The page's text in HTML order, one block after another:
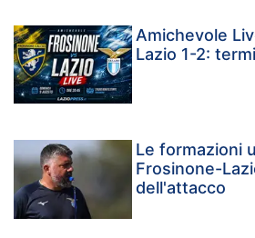
Amichevole
Lazio 1-2:
Le formazioni
Frosinone-
dell'attacco